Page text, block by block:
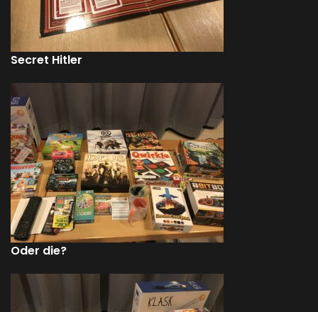
Secret Hitler
Oder die?